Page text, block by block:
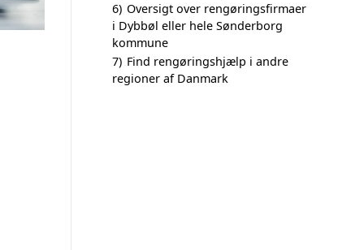
6) Oversigt over rengøringsfirmaer
i Dybbøl eller hele Sønderborg
kommune
7) Find rengøringshjælp i andre
regioner af Danmark